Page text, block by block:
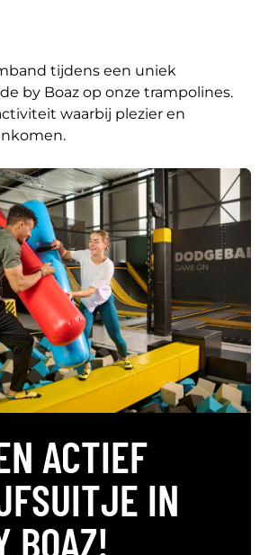
tijdens een uniek
by Boaz op onze trampolines.
waarbij plezier en
ACTIEF
IN
BOAZ!